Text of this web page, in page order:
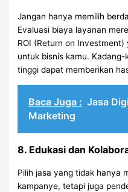
Jangan hanya memilih
Evaluasi biaya layanan
ROI (Return on
untuk bisnis kamu.
tinggi dapat memberikan
Baca Juga : Jasa
Marketing
8. Edukasi dan
Pilih jasa yang tidak hanya
kampanye, tetapi juga